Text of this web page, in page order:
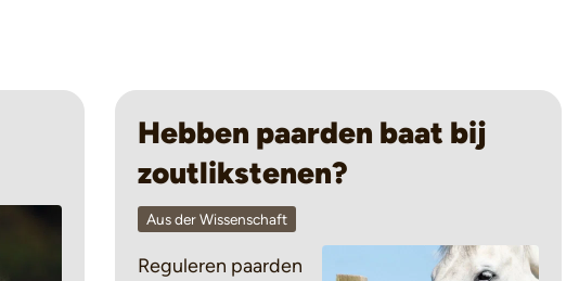
Hebben paarden baat bij
zoutlikstenen?
Aus der Wissenschaft
Reguleren paarden